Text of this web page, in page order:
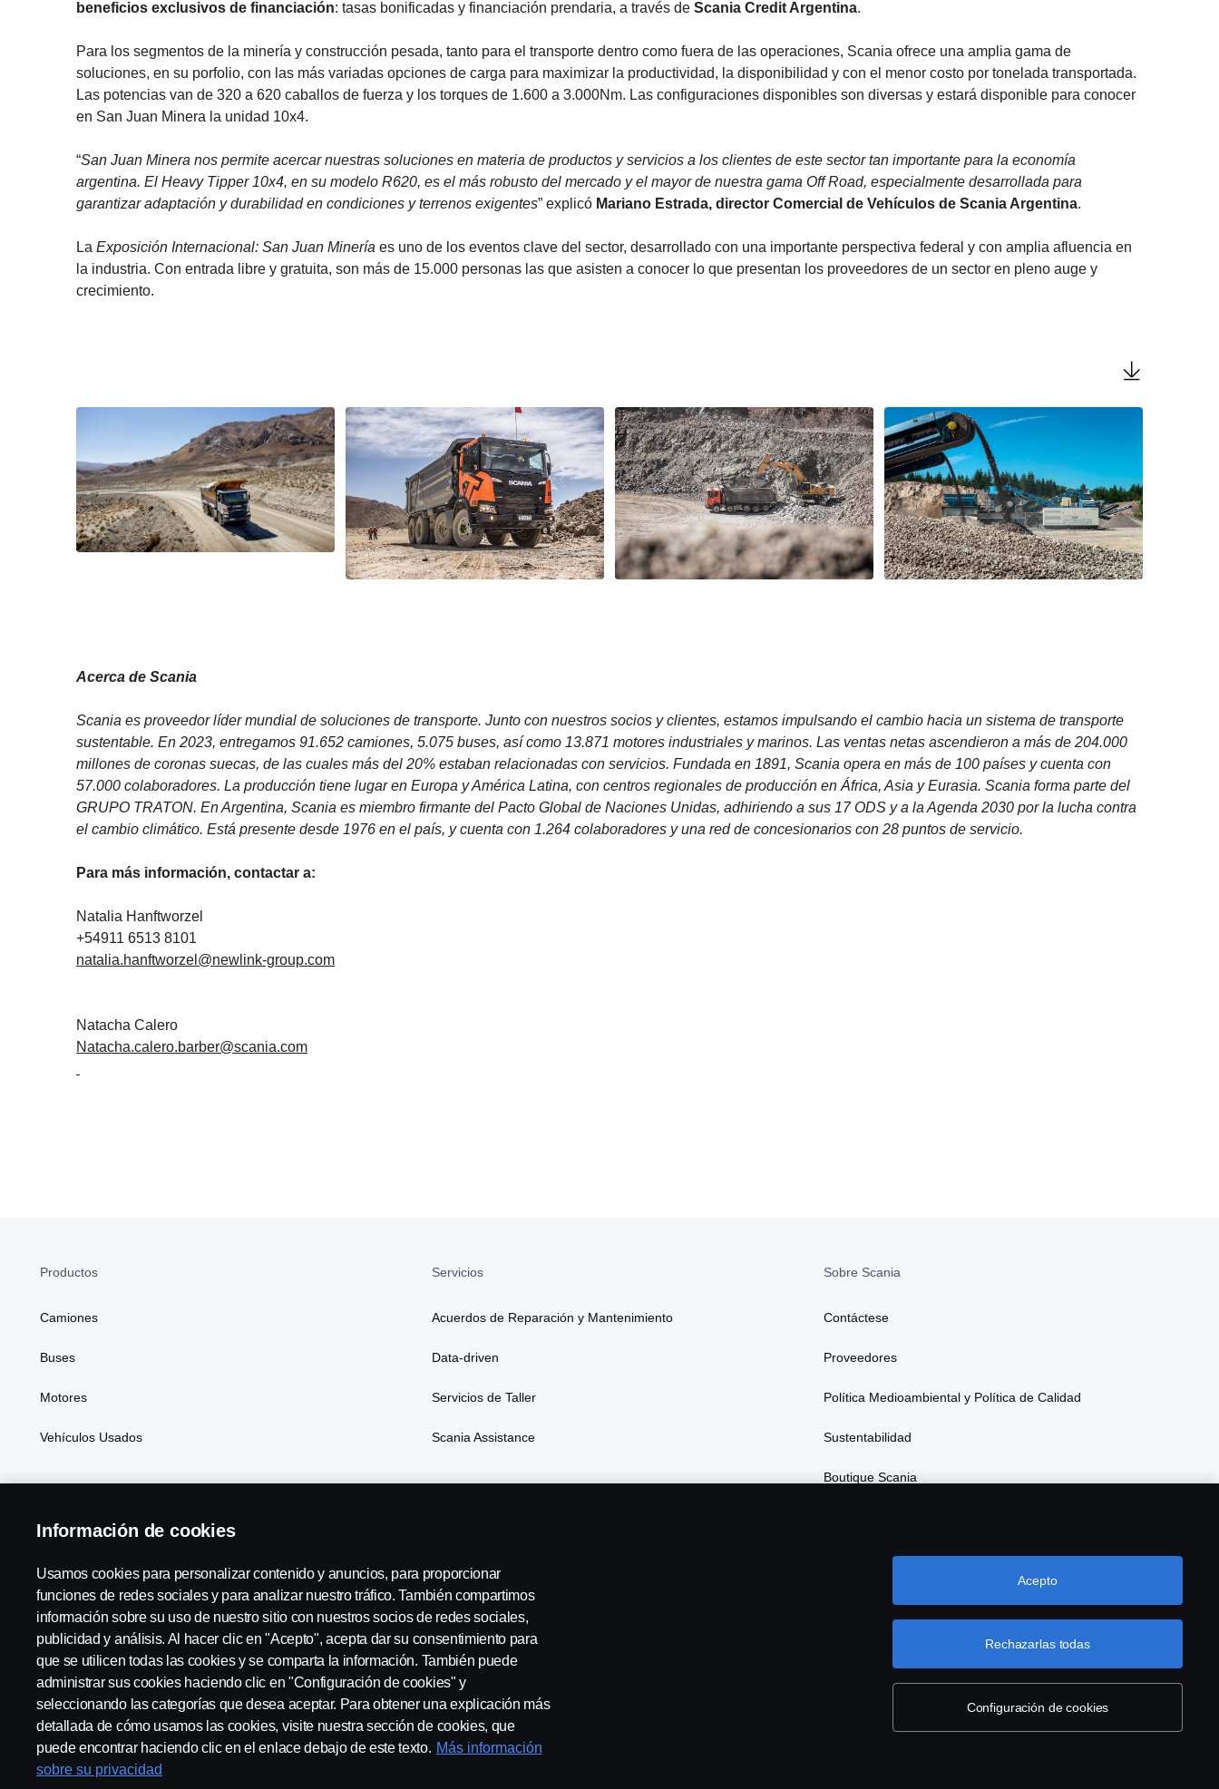
beneficios exclusivos de financiación: tasas bonificadas y financiación prendaria, a través de Scania Credit Argentina.
Para los segmentos de la minería y construcción pesada, tanto para el transporte dentro como fuera de las operaciones, Scania ofrece una amplia gama de
soluciones, en su porfolio, con las más variadas opciones de carga para maximizar la productividad, la disponibilidad y con el menor costo por tonelada transportada.
Las potencias van de 320 a 620 caballos de fuerza y los torques de 1.600 a 3.000Nm. Las configuraciones disponibles son diversas y estará disponible para conocer
en San Juan Minera la unidad 10x4.
“San Juan Minera nos permite acercar nuestras soluciones en materia de productos y servicios a los clientes de este sector tan importante para la economía
argentina. El Heavy Tipper 10x4, en su modelo R620, es el más robusto del mercado y el mayor de nuestra gama Off Road, especialmente desarrollada para
garantizar adaptación y durabilidad en condiciones y terrenos exigentes” explicó Mariano Estrada, director Comercial de Vehículos de Scania Argentina.
La Exposición Internacional: San Juan Minería es uno de los eventos clave del sector, desarrollado con una importante perspectiva federal y con amplia afluencia en
la industria. Con entrada libre y gratuita, son más de 15.000 personas las que asisten a conocer lo que presentan los proveedores de un sector en pleno auge y
crecimiento.
Acerca de Scania
Scania es proveedor líder mundial de soluciones de transporte. Junto con nuestros socios y clientes, estamos impulsando el cambio hacia un sistema de transporte
sustentable. En 2023, entregamos 91.652 camiones, 5.075 buses, así como 13.871 motores industriales y marinos. Las ventas netas ascendieron a más de 204.000
millones de coronas suecas, de las cuales más del 20% estaban relacionadas con servicios. Fundada en 1891, Scania opera en más de 100 países y cuenta con
57.000 colaboradores. La producción tiene lugar en Europa y América Latina, con centros regionales de producción en África, Asia y Eurasia. Scania forma parte del
GRUPO TRATON. En Argentina, Scania es miembro firmante del Pacto Global de Naciones Unidas, adhiriendo a sus 17 ODS y a la Agenda 2030 por la lucha contra
el cambio climático. Está presente desde 1976 en el país, y cuenta con 1.264 colaboradores y una red de concesionarios con 28 puntos de servicio.
Para más información, contactar a:
Natalia Hanftworzel
+54911 6513 8101
natalia.hanftworzel@newlink-group.com
Natacha Calero
Natacha.calero.barber@scania.com
Productos
Camiones
Buses
Motores
Vehículos Usados
Servicios
Acuerdos de Reparación y Mantenimiento
Data-driven
Servicios de Taller
Scania Assistance
Sobre Scania
Contáctese
Proveedores
Política Medioambiental y Política de Calidad
Sustentabilidad
Boutique Scania
SCANIA ARGENTINA: ARGENTINA
Aviso Legal Declaración de privacidad Cookies Contáctenos Sistema de Denuncias
Información de cookies
Usamos cookies para personalizar contenido y anuncios, para proporcionar
funciones de redes sociales y para analizar nuestro tráfico. También compartimos
información sobre su uso de nuestro sitio con nuestros socios de redes sociales,
publicidad y análisis. Al hacer clic en "Acepto", acepta dar su consentimiento para
que se utilicen todas las cookies y se comparta la información. También puede
administrar sus cookies haciendo clic en "Configuración de cookies" y
seleccionando las categorías que desea aceptar. Para obtener una explicación más
detallada de cómo usamos las cookies, visite nuestra sección de cookies, que
puede encontrar haciendo clic en el enlace debajo de este texto. Más información
sobre su privacidad
Configuración de cookies
Rechazarlas todas
Acepto